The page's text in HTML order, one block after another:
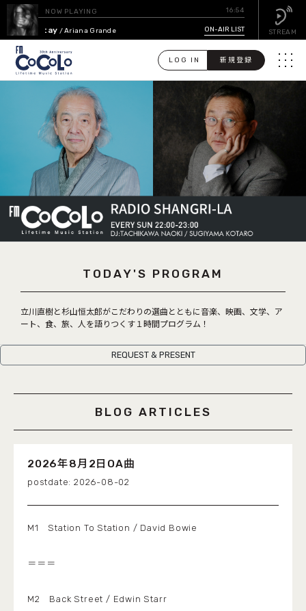
LOG IN 新規登録 メニ
PICK UP
GUEST CALENDAR
ON-AIR LIST
EVENT CALENDAR
TIMETABLE
COCOLO FEATURE
DJ
RADIPASSTORE
NOW PLAYING 16:54
stay/ Ariana Grande ON-AIR LIST STREAM
TODAY'S PROGRAM
立川直樹と杉山恒太郎がこだわりの選曲とともに音楽、映画、文学、ア
ート、食、旅、人を語りつくす１時間プログラム！
REQUEST & PRESENT
BLOG ARTICLES
2026年8月2日OA曲
2026-08-02
M1 Station To Station / David Bowie
＝＝＝
M2 Back Street / Edwin Starr